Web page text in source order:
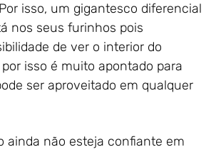
isso, um gigantesco diferencial
nos seus furinhos pois
de ver o interior do
isso é muito apontado para
ser aproveitado em qualquer
ainda não esteja confiante em